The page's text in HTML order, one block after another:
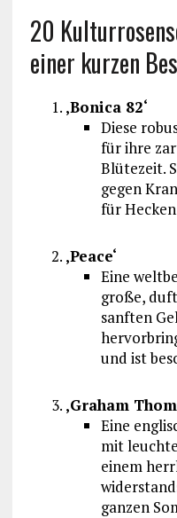
20
einer kurzen
‚Bonica 82‘
Diese
für ihre
Blütezeit.
gegen
für
‚Peace‘
Eine
große,
sanften
und ist
‚Graham
Eine
mit
einem
ganzen